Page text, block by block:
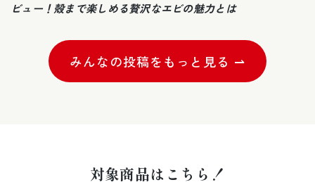
ビュー！殻まで楽しめる贅沢なエビの魅力とは
みんなの投稿をもっと見る ⇀
対象商品はこちら！